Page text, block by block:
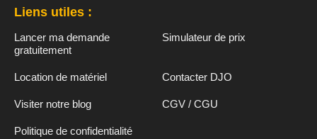
Liens utiles :
Lancer ma demande
gratuitement
Simulateur de prix
Location de matériel Contacter DJO
Visiter notre blog CGV / CGU
Politique de confidentialité